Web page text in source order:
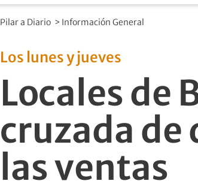
Pilar a Diario > Información General
Los lunes y jueves
Locales de
cruzada de
las ventas